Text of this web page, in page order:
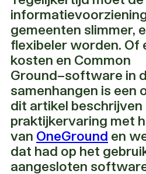
gemeenten slimmer,
flexibeler worden. Of
kosten en Common
Ground−software in
samenhangen is een
dit artikel beschrijven
praktijkervaring met
van OneGround en
dat had op het
aangesloten